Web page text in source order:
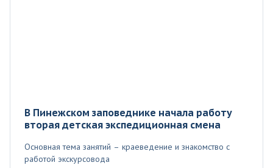
В Пинежском заповеднике начала работу
вторая детская экспедиционная смена
Основная тема занятий – краеведение и знакомство с
работой экскурсовода